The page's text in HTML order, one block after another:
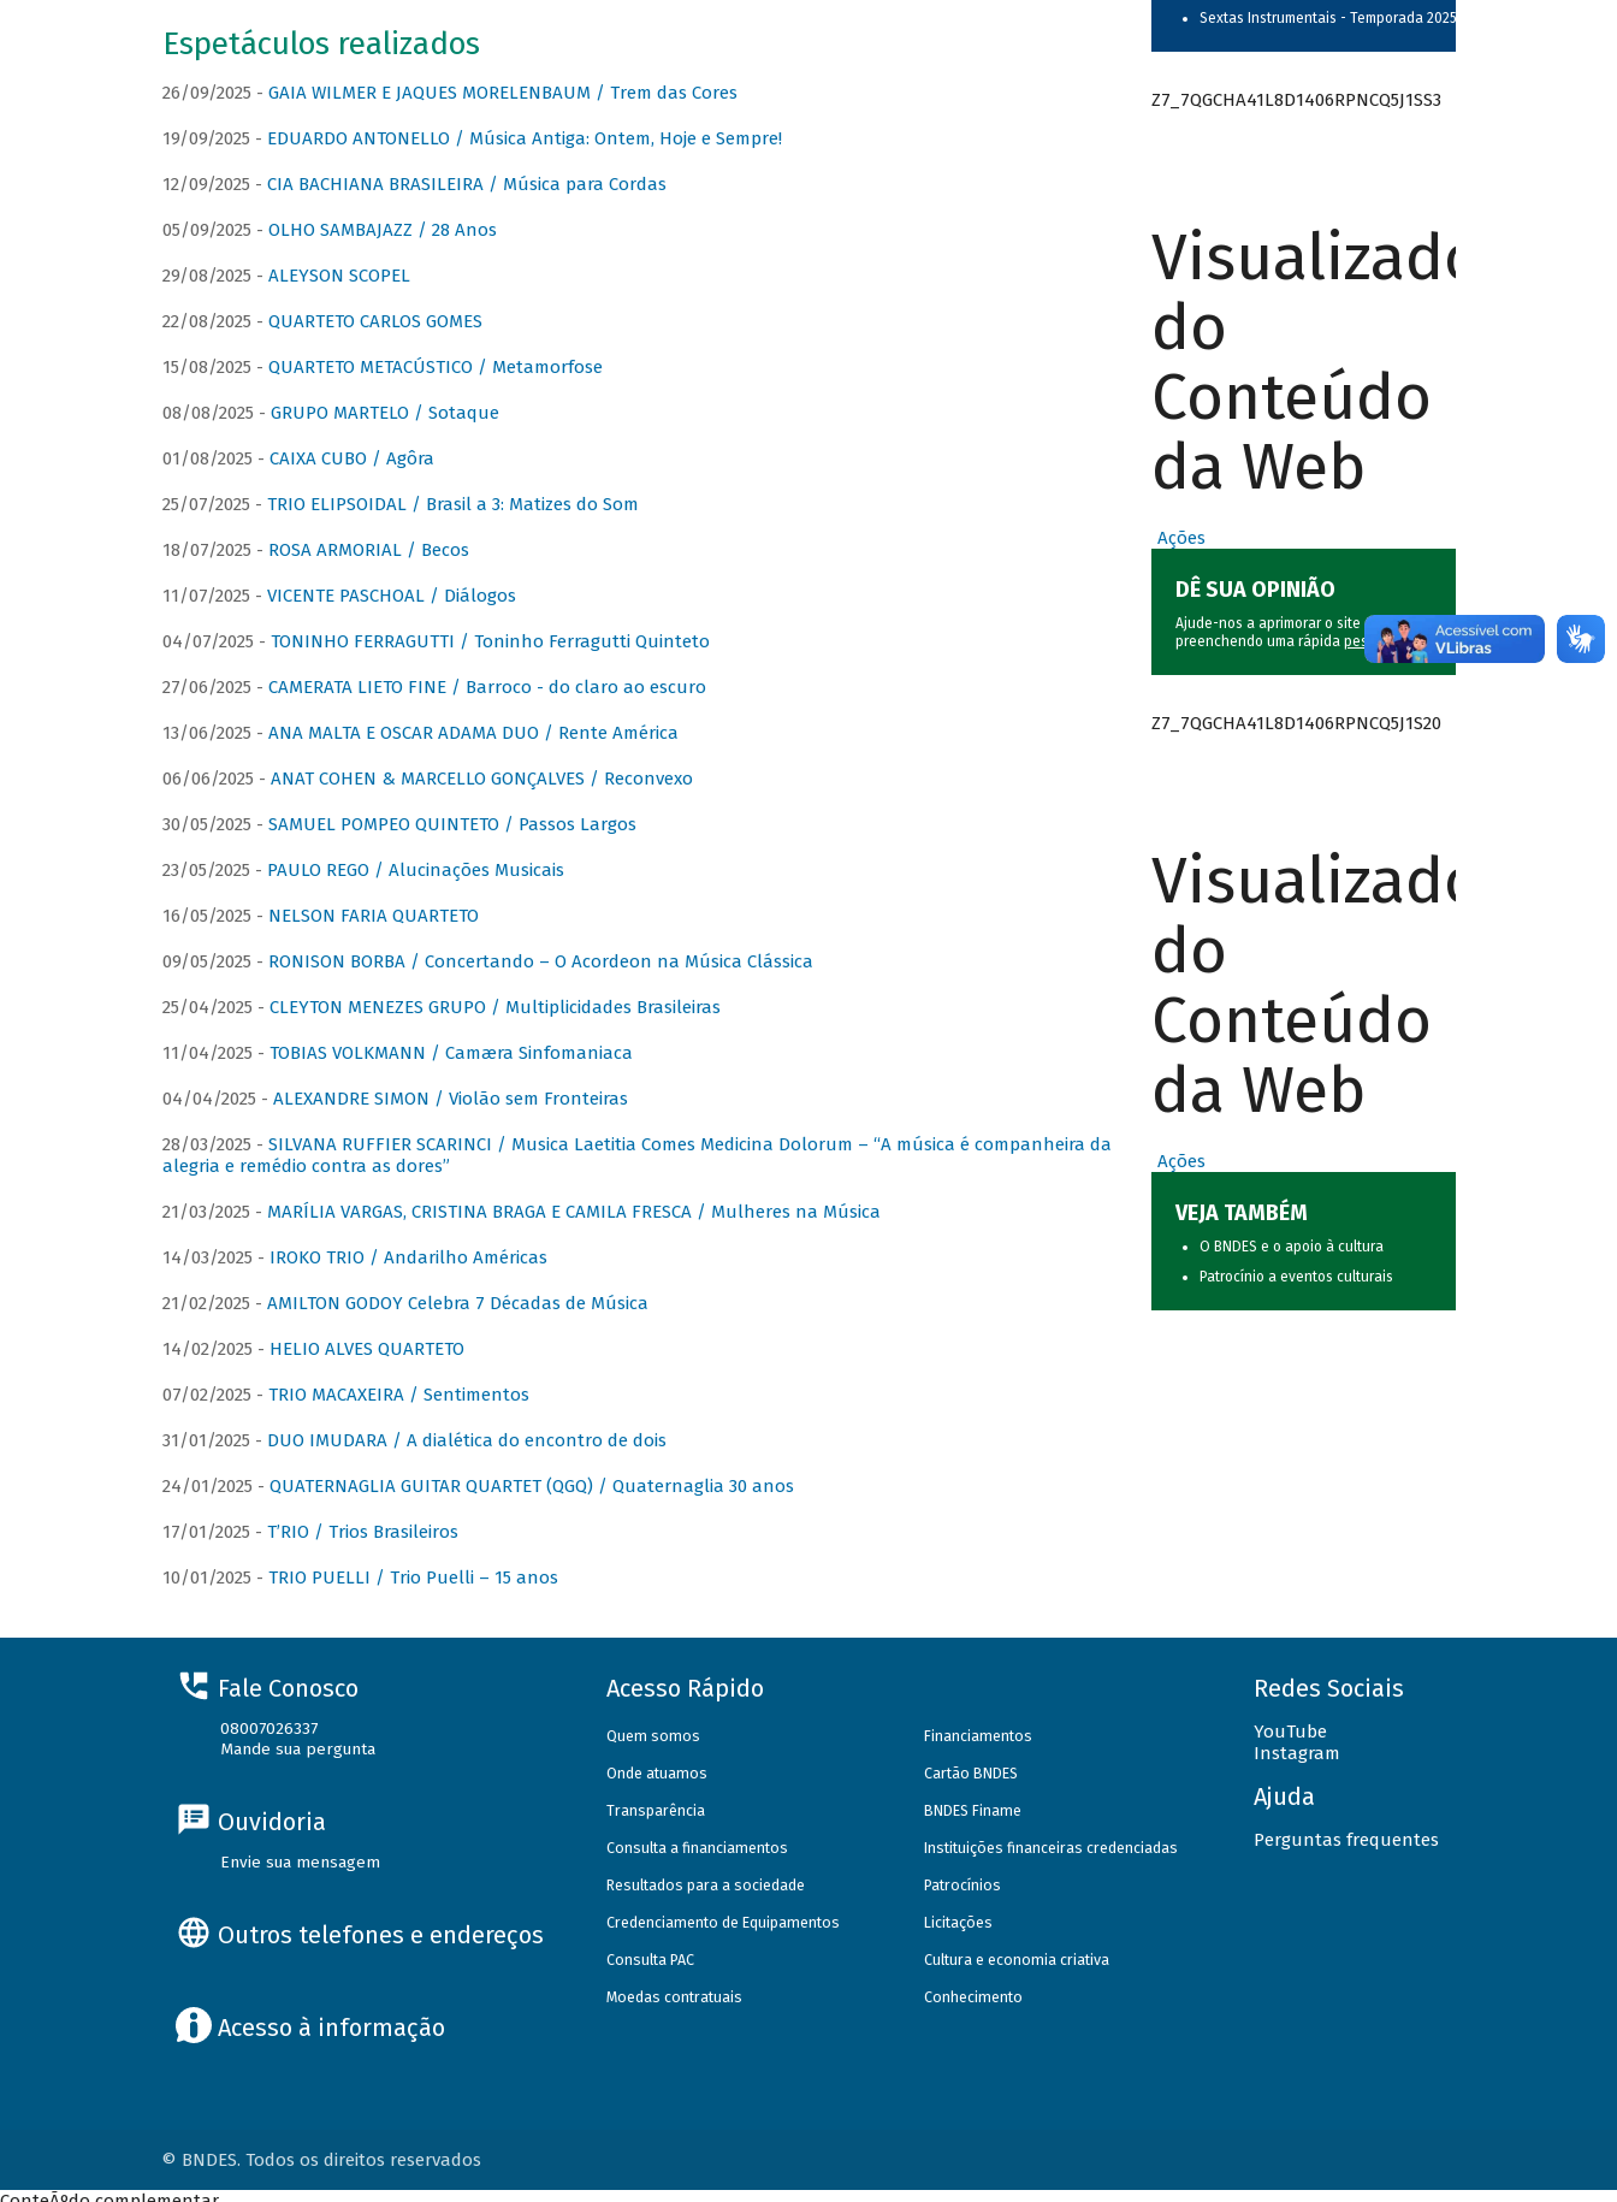
Espetáculos realizados
26/09/2025 - GAIA WILMER E JAQUES MORELENBAUM / Trem das Cores
19/09/2025 - EDUARDO ANTONELLO / Música Antiga: Ontem, Hoje e Sempre!
12/09/2025 - CIA BACHIANA BRASILEIRA / Música para Cordas
05/09/2025 - OLHO SAMBAJAZZ / 28 Anos
29/08/2025 - ALEYSON SCOPEL
22/08/2025 - QUARTETO CARLOS GOMES
15/08/2025 - QUARTETO METACÚSTICO / Metamorfose
08/08/2025 - GRUPO MARTELO / Sotaque
01/08/2025 - CAIXA CUBO / Agôra
25/07/2025 - TRIO ELIPSOIDAL / Brasil a 3: Matizes do Som
18/07/2025 - ROSA ARMORIAL / Becos
11/07/2025 - VICENTE PASCHOAL / Diálogos
04/07/2025 - TONINHO FERRAGUTTI / Toninho Ferragutti Quinteto
27/06/2025 - CAMERATA LIETO FINE / Barroco - do claro ao escuro
13/06/2025 - ANA MALTA E OSCAR ADAMA DUO / Rente América
06/06/2025 - ANAT COHEN & MARCELLO GONÇALVES / Reconvexo
30/05/2025 - SAMUEL POMPEO QUINTETO / Passos Largos
23/05/2025 - PAULO REGO / Alucinações Musicais
16/05/2025 - NELSON FARIA QUARTETO
09/05/2025 - RONISON BORBA / Concertando – O Acordeon na Música Clássica
25/04/2025 - CLEYTON MENEZES GRUPO / Multiplicidades Brasileiras
11/04/2025 - TOBIAS VOLKMANN / Camæra Sinfomaniaca
04/04/2025 - ALEXANDRE SIMON / Violão sem Fronteiras
28/03/2025 - SILVANA RUFFIER SCARINCI / Musica Laetitia Comes Medicina Dolorum – “A música é companheira da
alegria e remédio contra as dores”
21/03/2025 - MARÍLIA VARGAS, CRISTINA BRAGA E CAMILA FRESCA / Mulheres na Música
14/03/2025 - IROKO TRIO / Andarilho Américas
21/02/2025 - AMILTON GODOY Celebra 7 Décadas de Música
14/02/2025 - HELIO ALVES QUARTETO
07/02/2025 - TRIO MACAXEIRA / Sentimentos
31/01/2025 - DUO IMUDARA / A dialética do encontro de dois
24/01/2025 - QUATERNAGLIA GUITAR QUARTET (QGQ) / Quaternaglia 30 anos
17/01/2025 - T’RIO / Trios Brasileiros
10/01/2025 - TRIO PUELLI / Trio Puelli – 15 anos
Sextas Instrumentais - Temporada 2025
Z7_7QGCHA41L8D1406RPNCQ5J1SS3
Visualizador
do
Conteúdo
da Web
Ações
DÊ SUA OPINIÃO
Ajude-nos a aprimorar o site do BNDES
preenchendo uma rápida pesquisa.
Z7_7QGCHA41L8D1406RPNCQ5J1S20
Visualizador
do
Conteúdo
da Web
Ações
VEJA TAMBÉM
O BNDES e o apoio à cultura
Patrocínio a eventos culturais
Fale Conosco
08007026337
Mande sua pergunta
Ouvidoria
Envie sua mensagem
Outros telefones e endereços
Acesso à informação
Acesso Rápido
Quem somos
Onde atuamos
Transparência
Consulta a financiamentos
Resultados para a sociedade
Credenciamento de Equipamentos
Consulta PAC
Moedas contratuais
Financiamentos
Cartão BNDES
BNDES Finame
Instituições financeiras credenciadas
Patrocínios
Licitações
Cultura e economia criativa
Conhecimento
Redes Sociais
YouTube
Instagram
Ajuda
Perguntas frequentes
© BNDES. Todos os direitos reservados